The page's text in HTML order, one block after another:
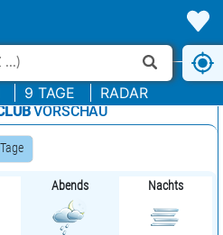
9 TAGE RADAR
VORSCHAU
Abends Nachts